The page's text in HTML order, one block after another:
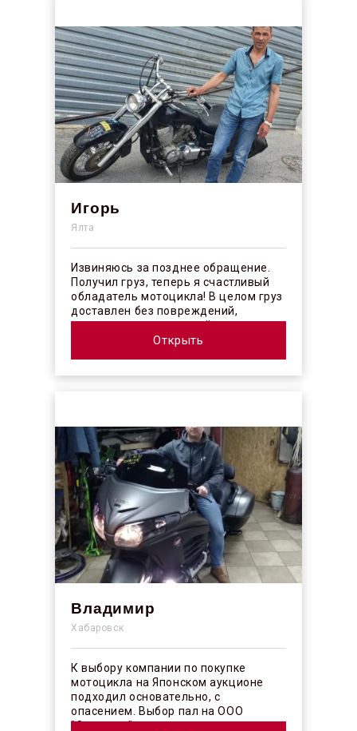
Игорь
Ялта
Извиняюсь за позднее обращение.
Получил груз, теперь я счастливый
обладатель мотоцикла! В целом груз
доставлен без повреждений,
огорчило отсутствие плёночного
Открыть
Владимир
Хабаровск
К выбору компании по покупке
мотоцикла на Японском аукционе
подходил основательно, с
опасением. Выбор пал на ООО
"Синергос" после изучения отзывов в